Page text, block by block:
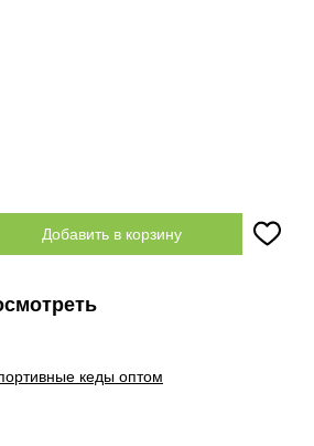
Добавить в корзину
кеды оптом